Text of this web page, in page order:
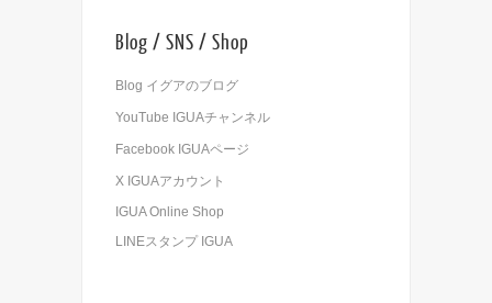
Blog / SNS / Shop
Blog イグアのブログ
YouTube IGUAチャンネル
Facebook IGUAページ
X IGUAアカウント
IGUA Online Shop
LINEスタンプ IGUA